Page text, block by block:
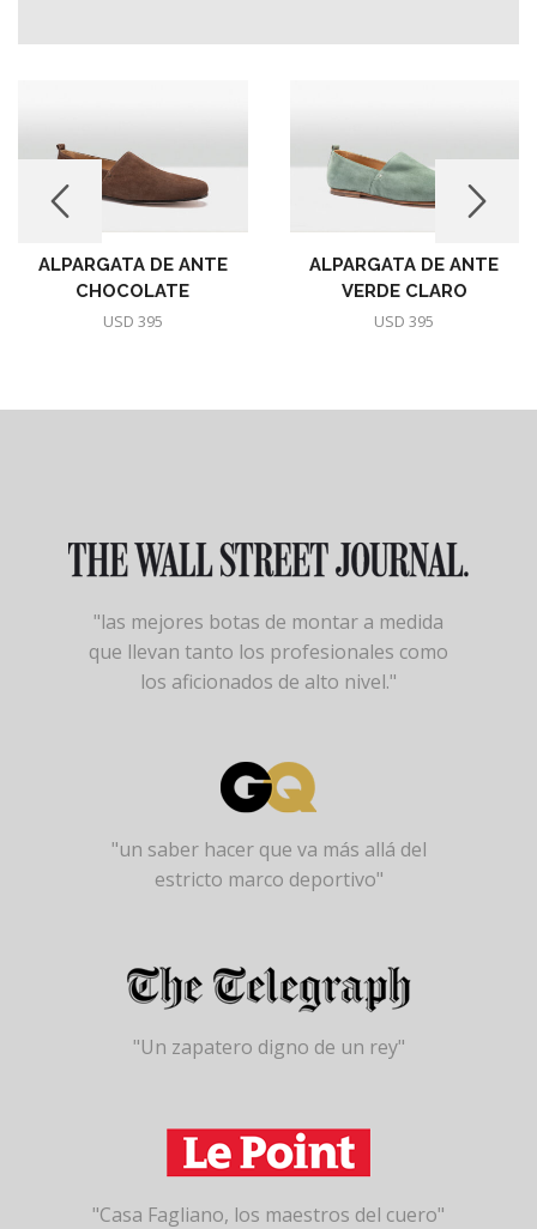
ALPARGATA DE ANTE
CHOCOLATE
USD 395
ALPARGATA DE ANTE
VERDE CLARO
USD395
"las mejores botas de montar a medida
que llevan tanto los profesionales como
los aficionados de alto nivel."
"un saber hacer que va más allá del
estricto marco deportivo"
"Un zapatero digno de un rey"
"Casa Fagliano, los maestros del cuero"